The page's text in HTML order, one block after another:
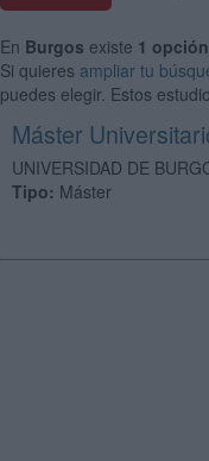
En Burgos existe 1 opción
Si quieres ampliar tu
puedes elegir. Estos
Máster
UNIVERSIDAD DE
Tipo: Máster